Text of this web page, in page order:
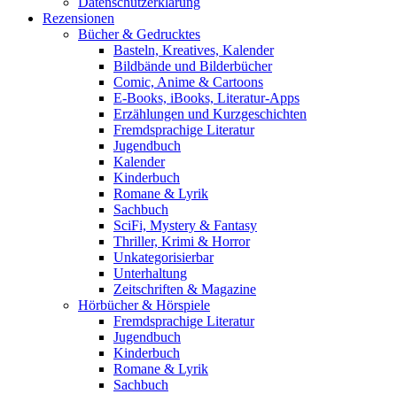
Rezensionen
Bücher & Gedrucktes
Basteln, Kreatives, Kalender
Bildbände und Bilderbücher
Comic, Anime & Cartoons
E-Books, iBooks, Literatur-Apps
Erzählungen und Kurzgeschichten
Fremdsprachige Literatur
Jugendbuch
Kalender
Kinderbuch
Romane & Lyrik
Sachbuch
SciFi, Mystery & Fantasy
Thriller, Krimi & Horror
Unkategorisierbar
Unterhaltung
Zeitschriften & Magazine
Hörbücher & Hörspiele
Fremdsprachige Literatur
Jugendbuch
Kinderbuch
Romane & Lyrik
Sachbuch